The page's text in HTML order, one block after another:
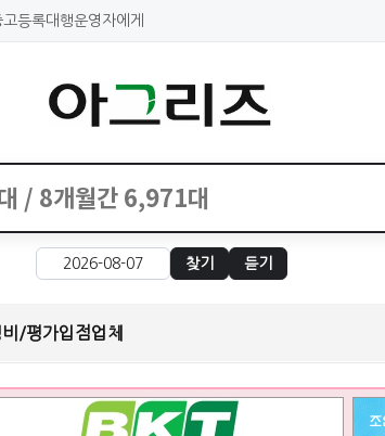
고등록대행운영자에게
찾기 듣기
비/평가입점업체